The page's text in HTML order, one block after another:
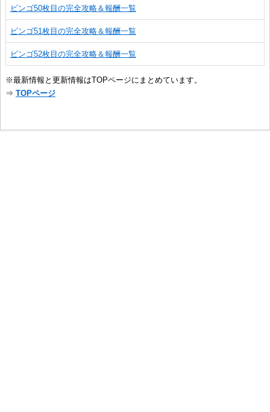
ビンゴ50枚目の完全攻略＆報酬一覧
ビンゴ51枚目の完全攻略＆報酬一覧
ビンゴ52枚目の完全攻略＆報酬一覧
※最新情報と更新情報はTOPページにまとめています。
⇒ TOPページ